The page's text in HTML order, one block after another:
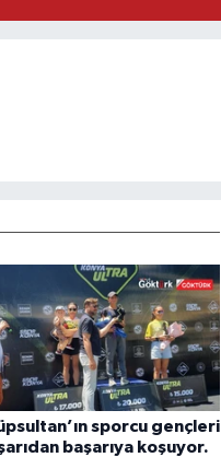
sporcu gençleri
başarıya koşuyor.